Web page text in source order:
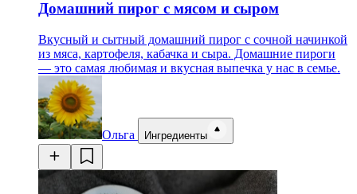
Домашний пирог с мясом и сыром
Вкусный и сытный домашний пирог с сочной начинкой
из мяса, картофеля, кабачка и сыра. Домашние пироги
— это самая любимая и вкусная выпечка у нас в семье.
Ольга Ингредиенты